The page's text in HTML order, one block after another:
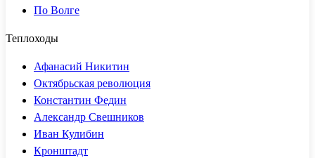
По Волге
Теплоходы
Афанасий Никитин
Октябрьская революция
Константин Федин
Александр Свешников
Иван Кулибин
Кронштадт